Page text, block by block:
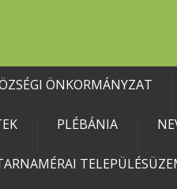
ÖNKORMÁNYZAT
PLÉBÁNIA